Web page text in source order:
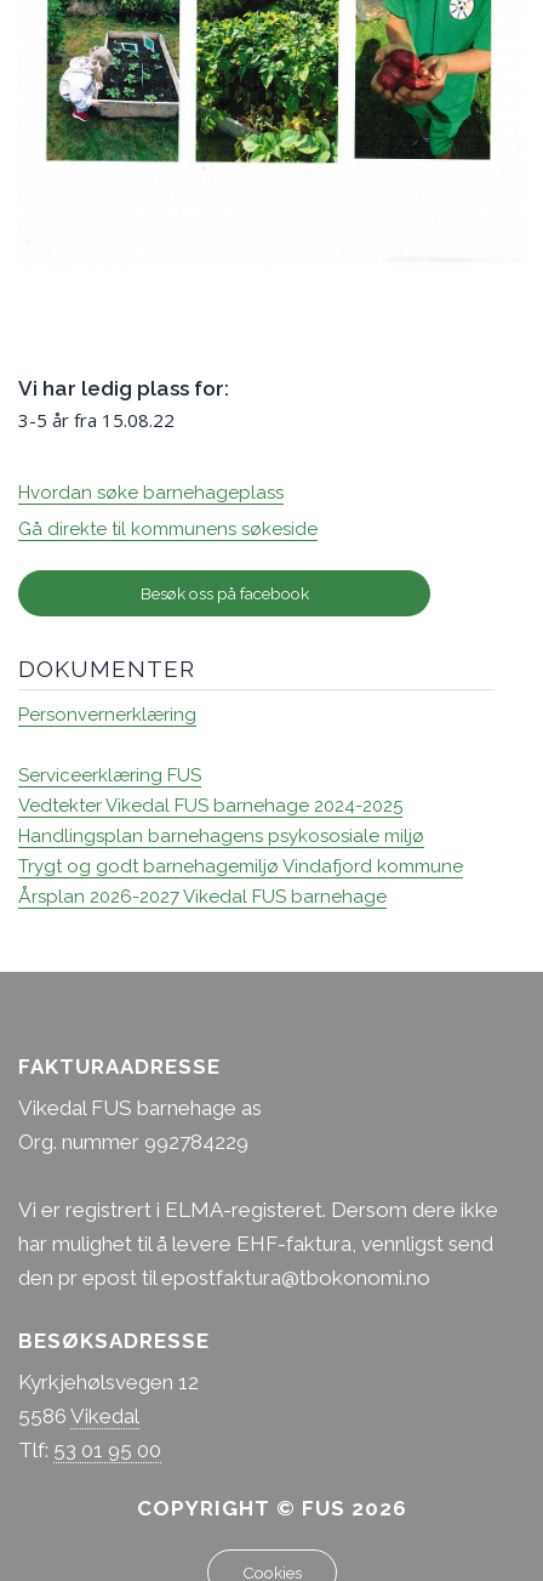
Vi har ledig plass for:
3-5 år fra 15.08.22
Hvordan søke barnehageplass
Gå direkte til kommunens søkeside
Besøk oss på facebook
DOKUMENTER
Personvernerklæring
Serviceerklæring FUS
Vedtekter Vikedal FUS barnehage 2024-2025
Handlingsplan barnehagens psykososiale miljø
Trygt og godt barnehagemiljø Vindafjord kommune
Årsplan 2026-2027 Vikedal FUS barnehage
FAKTURAADRESSE
Vikedal FUS barnehage as
Org. nummer 992784229
Vi er registrert i ELMA-registeret. Dersom dere ikke
har mulighet til å levere EHF-faktura, vennligst send
den pr epost til epostfaktura@tbokonomi.no
BESØKSADRESSE
Kyrkjehølsvegen 12
5586 Vikedal
Tlf: 53 01 95 00
COPYRIGHT © FUS 2026
Cookies